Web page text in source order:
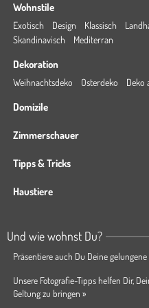
Wohnstile
Exotisch Design Klassisch
Skandinavisch
Mediterran
Dekoration
Weihnachtsdeko Osterdeko Deko
Domizile
Zimmerschauer
Tipps & Tricks
Haustiere
Und wie wohnst Du?
Präsentiere auch Du Deine
Unsere Fotografie-Tipps helfen Dir,
Geltung zu bringen »